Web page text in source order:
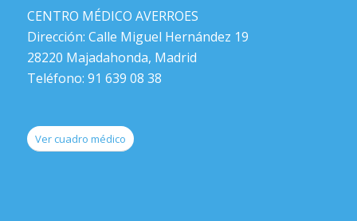
CENTRO MÉDICO AVERROES
Dirección: Calle Miguel Hernández 19
28220 Majadahonda, Madrid
Teléfono: 91 639 08 38
Ver cuadro médico